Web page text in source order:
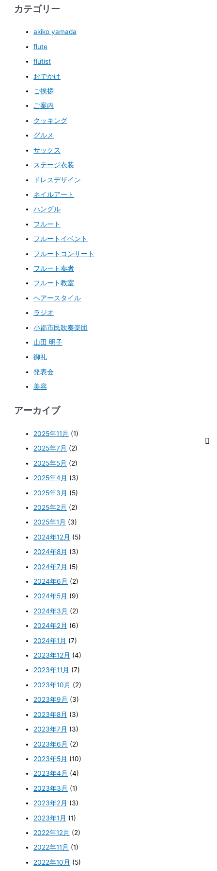
カテゴリー
akiko yamada
flute
flutist
おでかけ
ご挨拶
ご案内
クッキング
グルメ
サックス
ステージ衣装
ドレスデザイン
ネイルアート
ハングル
フルート
フルートイベント
フルートコンサート
フルート奏者
フルート教室
ヘアースタイル
ラジオ
小郡市民吹奏楽団
山田 明子
御礼
発表会
美容
アーカイブ
2025年11月 (1)
2025年7月 (2)
2025年5月 (2)
2025年4月 (3)
2025年3月 (5)
2025年2月 (2)
2025年1月 (3)
2024年12月 (5)
2024年8月 (3)
2024年7月 (5)
2024年6月 (2)
2024年5月 (9)
2024年3月 (2)
2024年2月 (6)
2024年1月 (7)
2023年12月 (4)
2023年11月 (7)
2023年10月 (2)
2023年9月 (3)
2023年8月 (3)
2023年7月 (3)
2023年6月 (2)
2023年5月 (10)
2023年4月 (4)
2023年3月 (1)
2023年2月 (3)
2023年1月 (1)
2022年12月 (2)
2022年11月 (1)
2022年10月 (5)